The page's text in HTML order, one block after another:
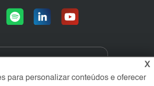
acesse sua conta:
X
para personalizar conteúdos e oferecer